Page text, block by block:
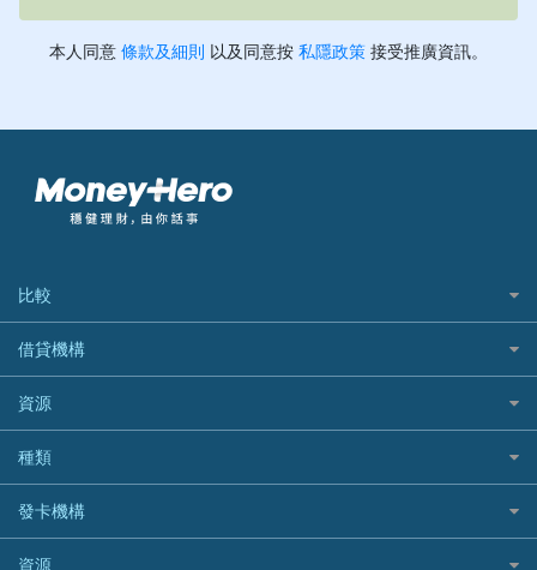
比較
私人貸款比較
稅季/稅務貸款
網上貸款
結餘轉戶(清卡數貸款)
銀行貸款
財務公司貸款
免入息貸款
借貸機構
BEA 東亞銀行
BOC 中國銀行
Cashing Pro 優尚信貸
CCB(Asia) 中國建設銀行 (亞洲)
Citibank 花旗銀行
資源
如何申請個人貸款
如何管理個人貸款
個人貸款有用資訊
清卡數貸款教學
種類
網購優惠
精選外幣網購信用卡
發卡機構
Citibank花旗銀行
資源